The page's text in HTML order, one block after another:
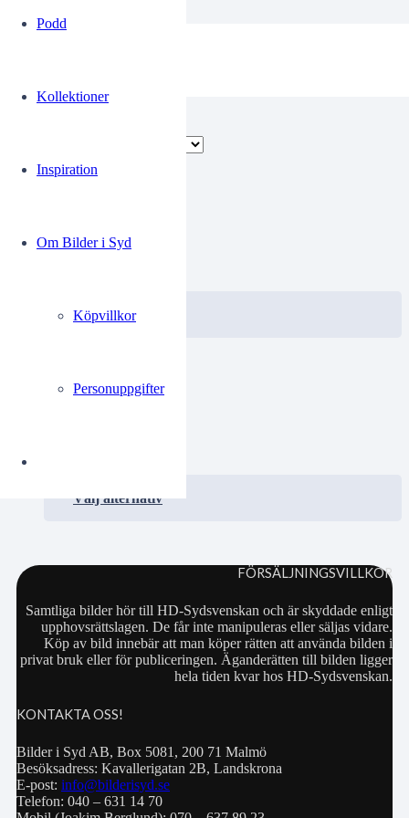
Podd
Kollektioner
Inspiration
Om Bilder i Syd
Köpvillkor
Personuppgifter
0.00kr
Välj alternativ
00244563
Välj alternativ
FÖRSÄLJNINGSVILLKOR
Samtliga bilder hör till HD-Sydsvenskan och är skyddade enligt
upphovsrättslagen. De får inte manipuleras eller säljas vidare.
Köp av bild innebär att man köper rätten att använda bilden i
privat bruk eller för publiceringen. Äganderätten till bilden ligger
hela tiden kvar hos HD-Sydsvenskan.
KONTAKTA OSS!
Bilder i Syd AB, Box 5081, 200 71 Malmö
Besöksadress: Kavallerigatan 2B, Landskrona
E-post: info@bilderisyd.se
Telefon: 040 – 631 14 70